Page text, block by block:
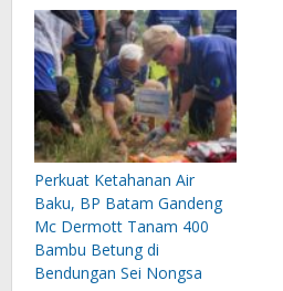
Perkuat Ketahanan Air
Baku, BP Batam Gandeng
Mc Dermott Tanam 400
Bambu Betung di
Bendungan Sei Nongsa